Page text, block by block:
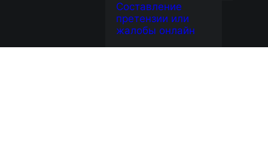
Составление
претензии или
жалобы онлайн